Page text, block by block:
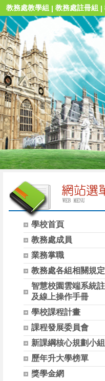
教務處教學組 | 教務處註冊組 |
學校首頁
教務處成員
業務掌職
教務處各組相關規定
智慧校園雲端系統
及線上操作手冊
學校課程計畫
課程發展委員會
新課綱核心規劃小組
歷年升大學榜單
獎學金網